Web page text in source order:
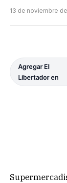
13 de noviembre
Agregar El
Libertador en